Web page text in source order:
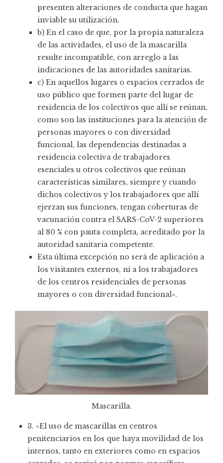
presenten alteraciones de conducta que hagan
inviable su utilización.
b) En el caso de que, por la propia naturaleza
de las actividades, el uso de la mascarilla
resulte incompatible, con arreglo a las
indicaciones de las autoridades sanitarias.
c) En aquellos lugares o espacios cerrados de
uso público que formen parte del lugar de
residencia de los colectivos que allí se reúnan,
como son las instituciones para la atención de
personas mayores o con diversidad
funcional, las dependencias destinadas a
residencia colectiva de trabajadores
esenciales u otros colectivos que reúnan
características similares, siempre y cuando
dichos colectivos y los trabajadores que allí
ejerzan sus funciones, tengan coberturas de
vacunación contra el SARS-CoV-2 superiores
al 80 % con pauta completa, acreditado por la
autoridad sanitaria competente.
Esta última excepción no será de aplicación a
los visitantes externos, ni a los trabajadores
de los centros residenciales de personas
mayores o con diversidad funcional».
Mascarilla.
3. «El uso de mascarillas en centros
penitenciarios en los que haya movilidad de los
internos, tanto en exteriores como en espacios